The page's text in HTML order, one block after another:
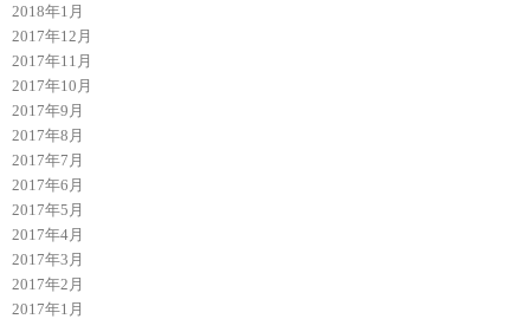
2018年1月
2017年12月
2017年11月
2017年10月
2017年9月
2017年8月
2017年7月
2017年6月
2017年5月
2017年4月
2017年3月
2017年2月
2017年1月